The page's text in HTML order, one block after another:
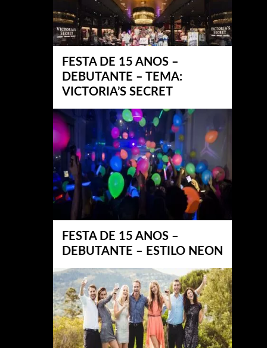
FESTA DE 15 ANOS –
DEBUTANTE – TEMA:
VICTORIA’S SECRET
FESTA DE 15 ANOS –
DEBUTANTE – ESTILO NEON